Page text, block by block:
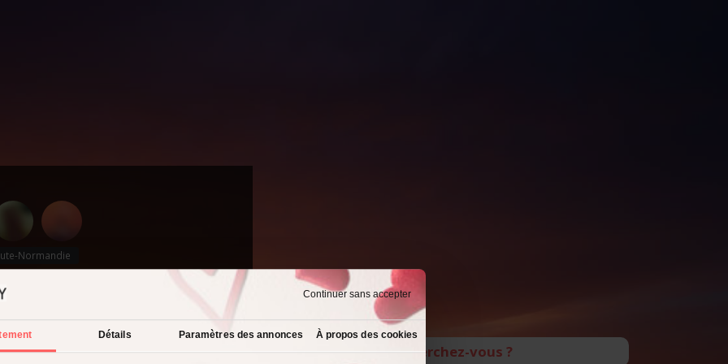
Continuer sans accepter
Détails Paramètres des annonces À propos des cookies
Normandie
Haute-Normandie ›Seine-Maritime›Rouen
Que recherchez-vous ?